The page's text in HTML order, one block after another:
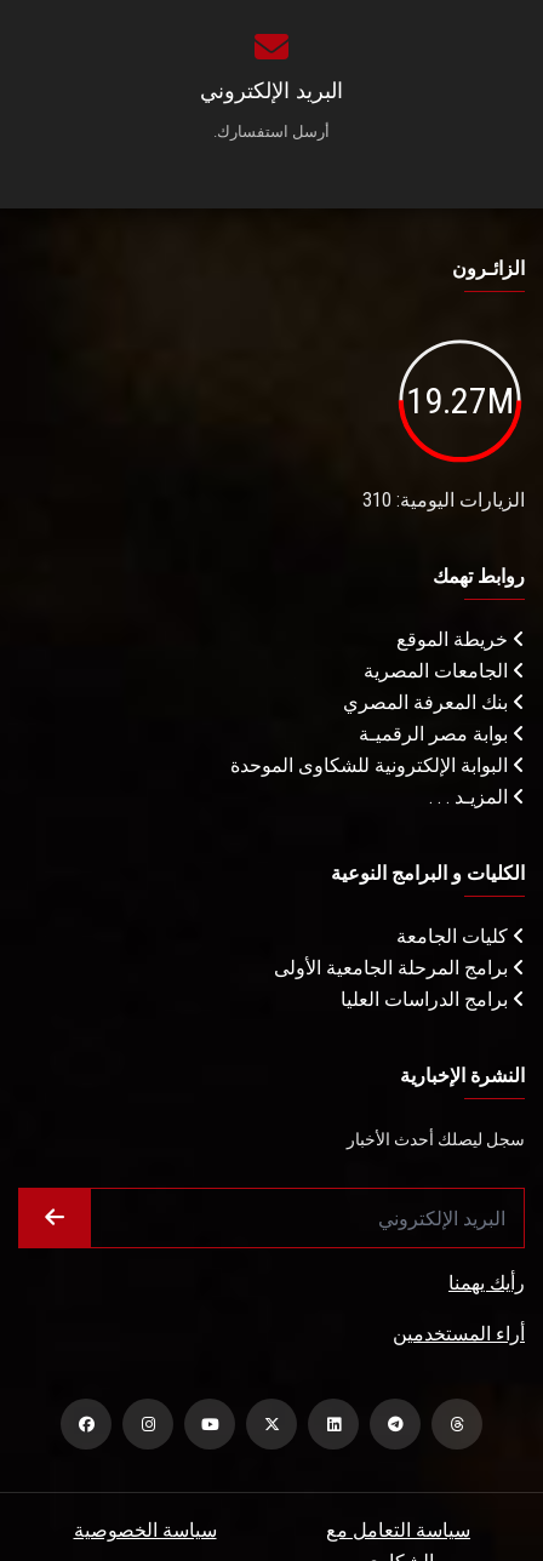
البريد الإلكتروني
أرسل استفسارك.
الزائـرون
19.27M
الزيارات اليومية: 310
روابط تهمك
خريطة الموقع
الجامعات المصرية
بنك المعرفة المصري
بوابة مصر الرقميـة
البوابة الإلكترونية للشكاوى الموحدة
المزيـد . . .
الكليات و البرامج النوعية
كليات الجامعة
برامج المرحلة الجامعية الأولى
برامج الدراسات العليا
النشرة الإخبارية
سجل ليصلك أحدث الأخبار
رأيك يهمنا
أراء المستخدمين
سياسة الخصوصية
سياسة التعامل مع